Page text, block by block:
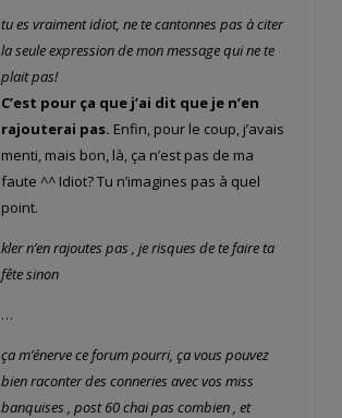
tu es vraiment idiot, ne te cantonnes pas à citer
la seule expression de mon message qui ne te
plait pas!
C’est pour ça que j’ai dit que je n’en
rajouterai pas. Enfin, pour le coup, j’avais
menti, mais bon, là, ça n’est pas de ma
faute ^^ Idiot? Tu n’imagines pas à quel
point.
kler n’en rajoutes pas , je risques de te faire ta
fête sinon
…
ça m’énerve ce forum pourri, ça vous pouvez
bien raconter des conneries avec vos miss
banquises , post 60 chai pas combien , et